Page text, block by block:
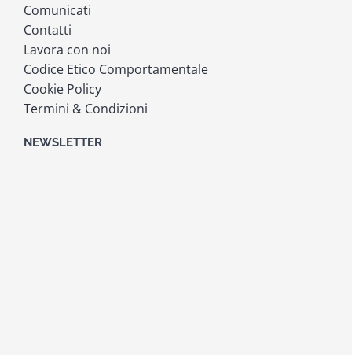
Comunicati
Contatti
Lavora con noi
Codice Etico Comportamentale
Cookie Policy
Termini & Condizioni
NEWSLETTER